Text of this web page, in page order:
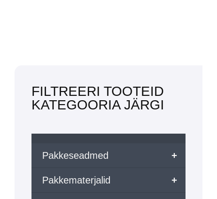
FILTREERI TOOTEID
KATEGOORIA JÄRGI
+
Pakkeseadmed
+
Pakkematerjalid